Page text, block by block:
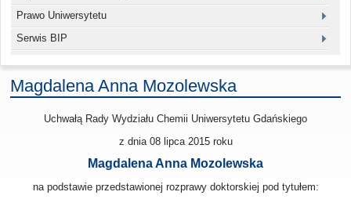
Prawo Uniwersytetu
Serwis BIP
Magdalena Anna Mozolewska
Uchwałą Rady Wydziału Chemii Uniwersytetu Gdańskiego
z dnia 08 lipca 2015roku
Magdalena Anna Mozolewska
na podstawie przedstawionej rozprawy doktorskiej pod tytułem: